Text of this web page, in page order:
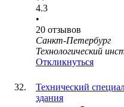
4.3
•
20 отзывов
Санкт-Петербург
Технологический
Откликнуться
Технический
здания